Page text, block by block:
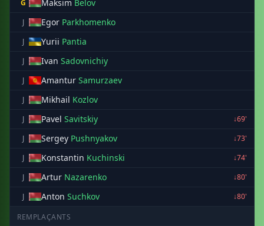
G Maksim Belov
J Egor Parkhomenko
J Yurii Pantia
J Ivan Sadovnichiy
J Amantur Samurzaev
J Mikhail Kozlov
J Pavel Savitskiy
↓69'
J
Sergey Pushnyakov
↓73'
J
Konstantin Kuchinski
↓74'
J
Artur Nazarenko
↓80'
J
Anton Suchkov ↓80'
REMPLAÇANTS